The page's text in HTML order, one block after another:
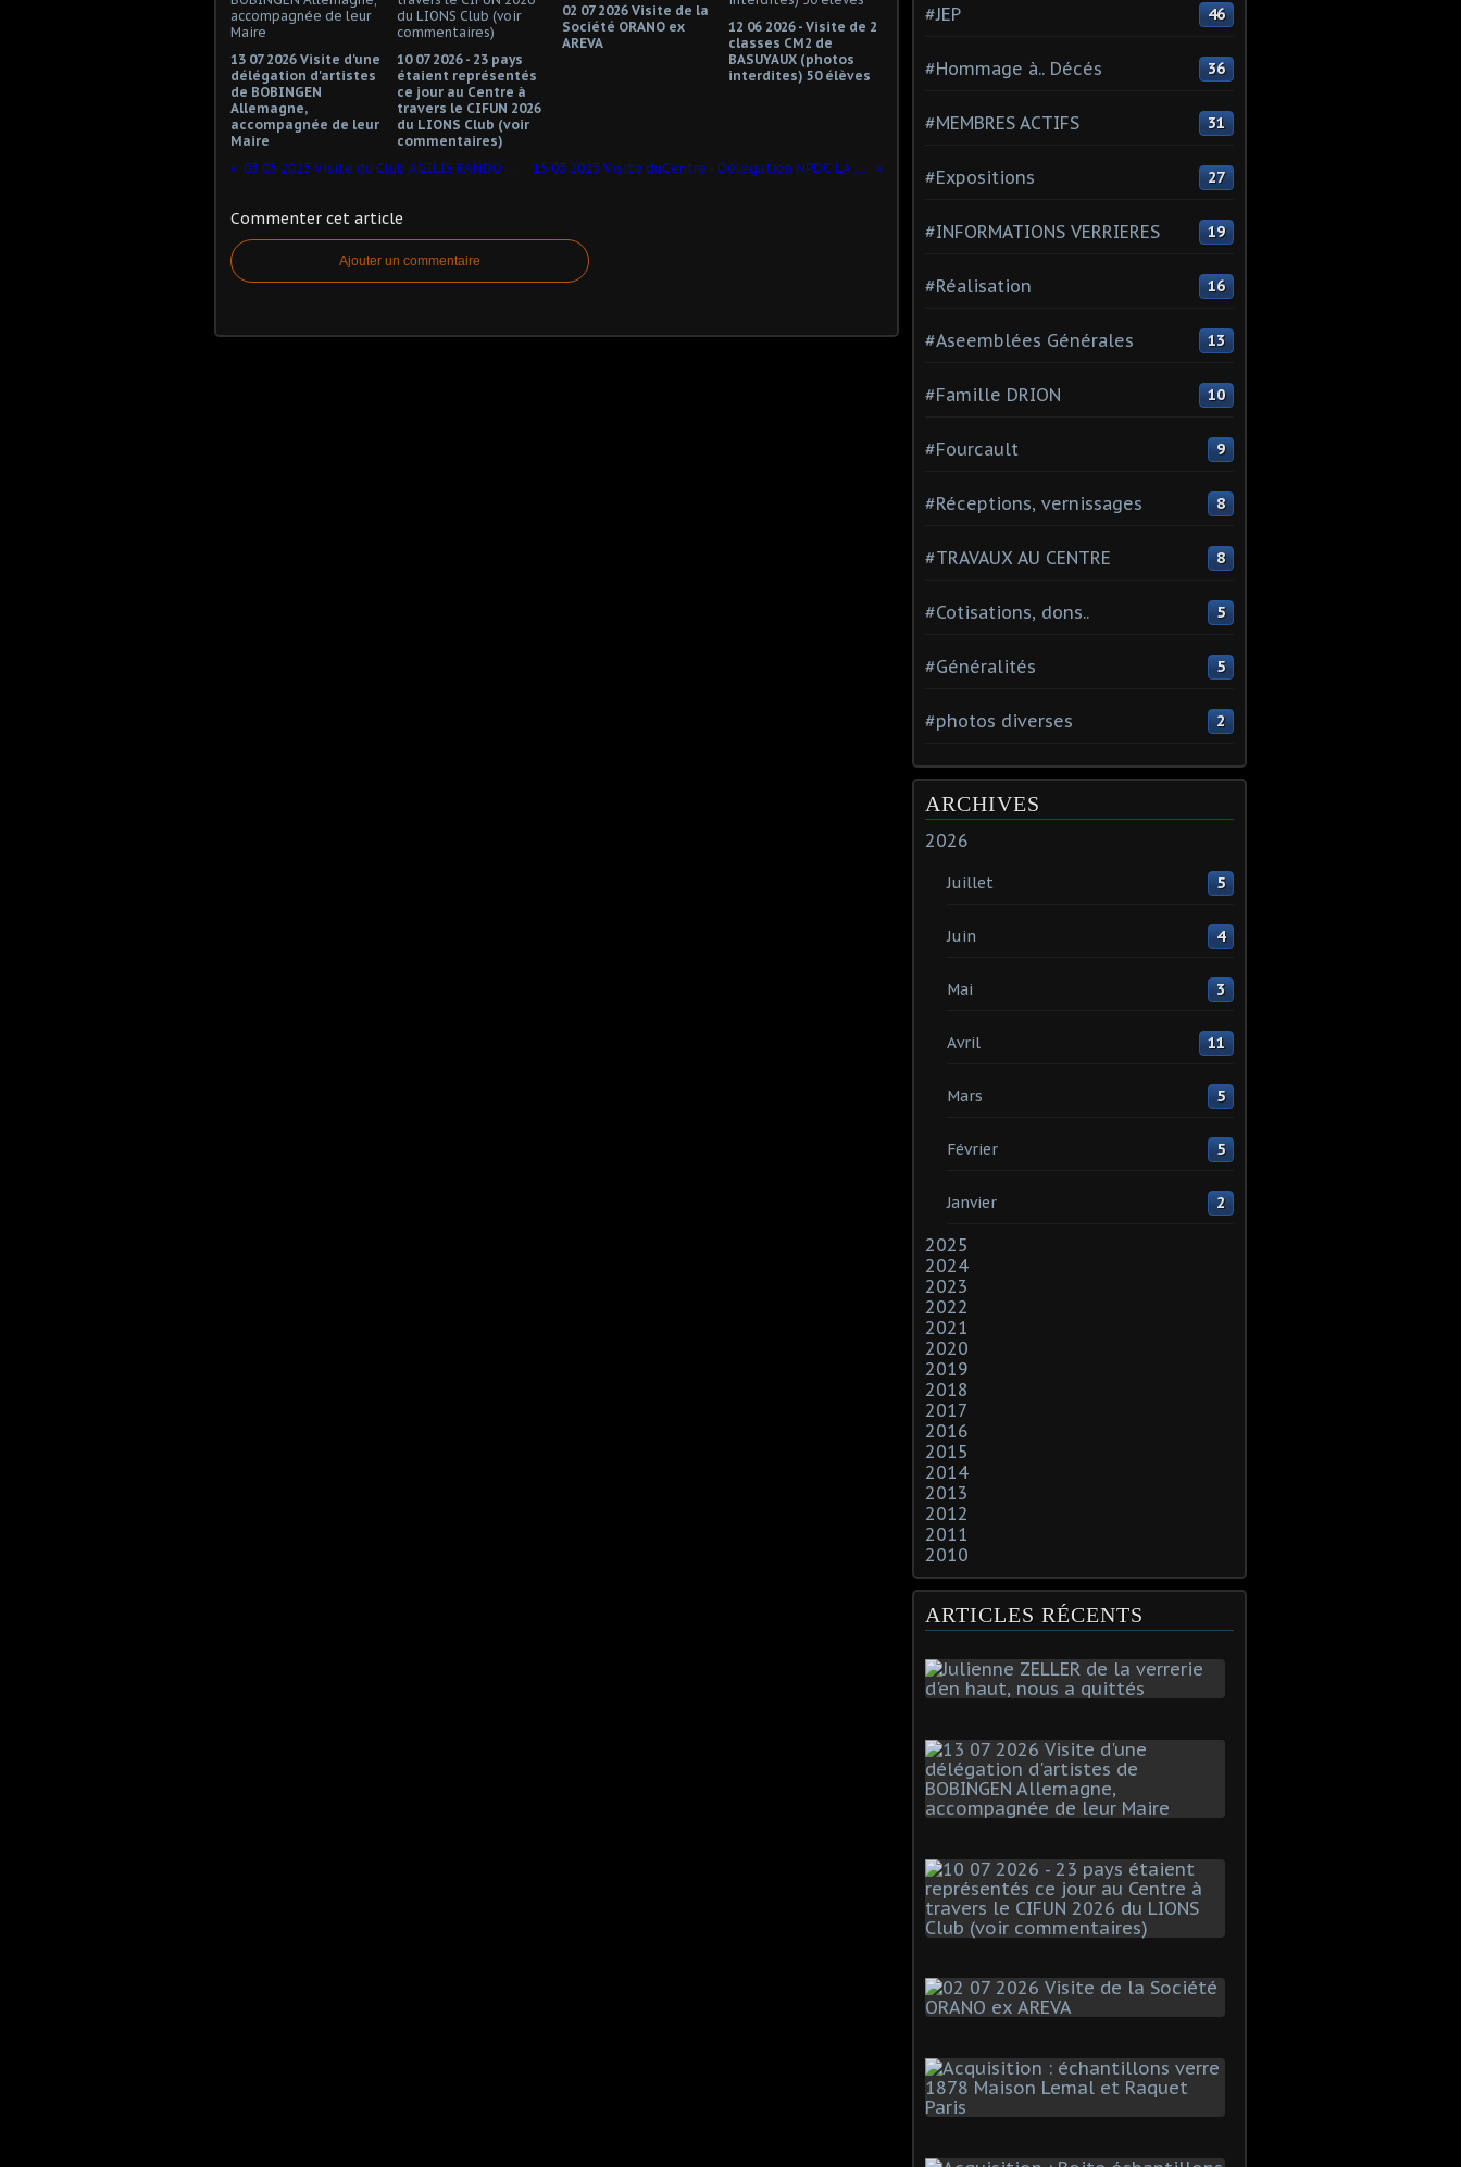
13 07 2026 Visite d'une
délégation d'artistes
de BOBINGEN
Allemagne,
accompagnée de leur
Maire
10 07 2026 - 23 pays
étaient représentés
ce jour au Centre à
travers le CIFUN 2026
du LIONS Club (voir
commentaires)
02 07 2026 Visite de la
Société ORANO ex
AREVA
12 06 2026 - Visite de 2
classes CM2 de
BASUYAUX (photos
interdites) 50 élèves
03 05 2025 Visite du Club AGILIS RANDO de Loison Sous Lens 15 05 2025 Visite duCentre - Délégation NPDC LA RENAISSANCE FRNCAISE
Commenter cet article
Ajouter un commentaire
#JEP 46
#Hommage à.. Décés 36
#MEMBRES ACTIFS 31
#Expositions 27
#INFORMATIONS VERRIERES 19
#Réalisation 16
#Aseemblées Générales 13
#Famille DRION 10
#Fourcault 9
#Réceptions, vernissages 8
#TRAVAUX AU CENTRE 8
#Cotisations, dons.. 5
#Généralités 5
#photos diverses 2
ARCHIVES
2026
Juillet 5
Juin 4
Mai 3
Avril 11
Mars 5
Février 5
Janvier 2
2025
2024
2023
2022
2021
2020
2019
2018
2017
2016
2015
2014
2013
2012
2011
2010
ARTICLES RÉCENTS